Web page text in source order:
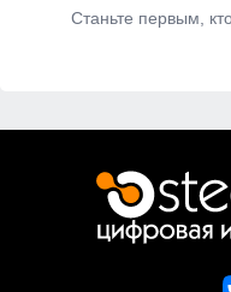
Станьте первым,